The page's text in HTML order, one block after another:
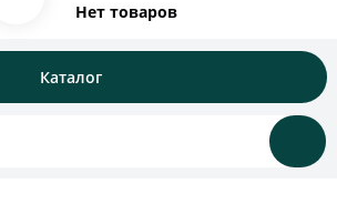
Нет товаров
Каталог